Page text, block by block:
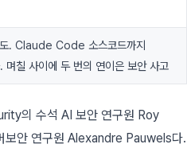
. Claude Code 소스코드까지
며칠 사이에 두 번의 연이은 보안 사고
의 수석 AI 보안 연구원 Roy
보안 연구원 Alexandre Pauwels다.